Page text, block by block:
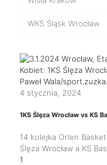
WKS Śląsk Wrocław
4 stycznia, 2024
1KS Ślęza Wrocław vs KS
14 kolejka Orlen
Ślęza Wrocław a KS
1